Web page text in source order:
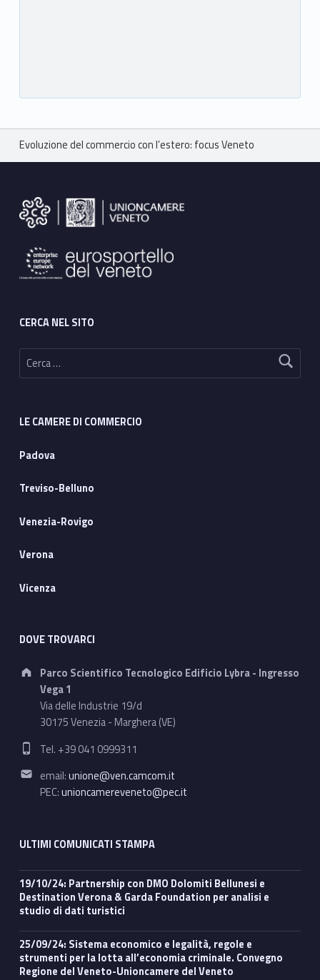
Breadcrumbs navigation
Evoluzione del commercio con l’estero: focus Veneto
CERCA NEL SITO
Ricerca per:
LE CAMERE DI COMMERCIO
Padova
Treviso-Belluno
Venezia-Rovigo
Verona
Vicenza
DOVE TROVARCI
Address:
Parco Scientifico Tecnologico Edificio Lybra - Ingresso
Vega 1
Via delle Industrie 19/d
30175 Venezia - Marghera (VE)
Phone number:
Tel. +39 041 0999311
Email address:
email:unione@ven.camcom.it
PEC:unioncamereveneto@pec.it
ULTIMI COMUNICATI STAMPA
19/10/24: Partnership con DMO Dolomiti Bellunesi e
Destination Verona & Garda Foundation per analisi e
studio di dati turistici
25/09/24: Sistema economico e legalità, regole e
strumenti per la lotta all’economia criminale. Convegno
Regione del Veneto-Unioncamere del Veneto